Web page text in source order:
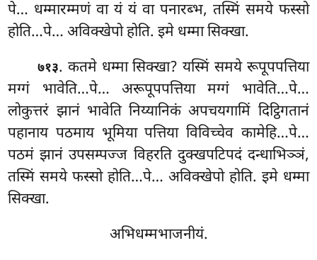
पे… धम्मारम्मणं वा यं यं वा पनारब्भ, तस्मिं समये फस्सो
होति…पे… अविक्खेपो होति. इमे धम्मा सिक्खा.
७१३. कतमे धम्मा सिक्खा? यस्मिं समये रूपूपपत्तिया
मग्गं भावेति…पे… अरूपूपपत्तिया मग्गं भावेति…पे…
लोकुत्तरं झानं भावेति निय्यानिकं अपचयगामिं दिट्ठिगतानं
पहानाय पठमाय भूमिया पत्तिया विविच्चेव कामेहि…पे…
पठमं झानं उपसम्पज्ज विहरति दुक्खपटिपदं दन्धाभिञ्ञं,
तस्मिं समये फस्सो होति…पे… अविक्खेपो होति. इमे धम्मा
सिक्खा.
अभिधम्मभाजनीयं.